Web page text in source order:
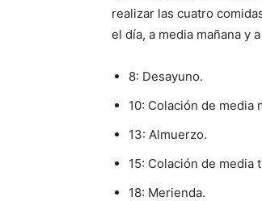
realizar las cuatro
el día, a media mañana y
8: Desayuno.
10: Colación de media
13: Almuerzo.
15: Colación de media
18: Merienda.